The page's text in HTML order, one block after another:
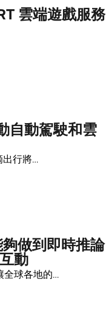
雲端遊戲服務
自動駕駛和雲
出行將…
做到即時推論
動
全球各地的…